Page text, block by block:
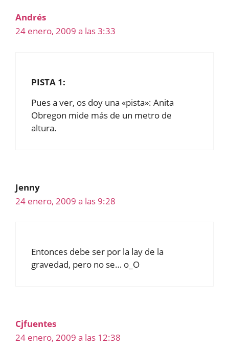
Andrés
24 enero, 2009 a las 3:33
PISTA 1:
Pues a ver, os doy una «pista»: Anita
Obregon mide más de un metro de
altura.
Jenny
24 enero, 2009 a las 9:28
Entonces debe ser por la lay de la
gravedad, pero no se… o_O
Cjfuentes
24 enero, 2009 a las 12:38